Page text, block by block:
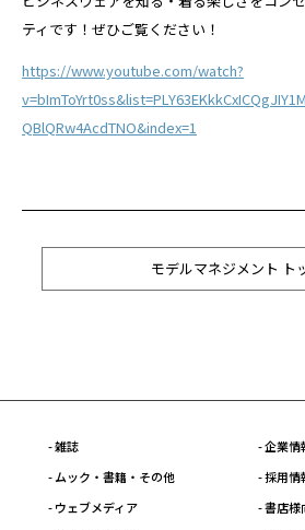
ティです！ぜひご覧ください！
https://www.youtube.com/watch?
QBlQRw4AcdTNO&index=1
モデルマネジメント ト
- 雑誌
- ムック・書籍・その他
- ウェブメディア
- 企業情
- 採用情
- 書店様